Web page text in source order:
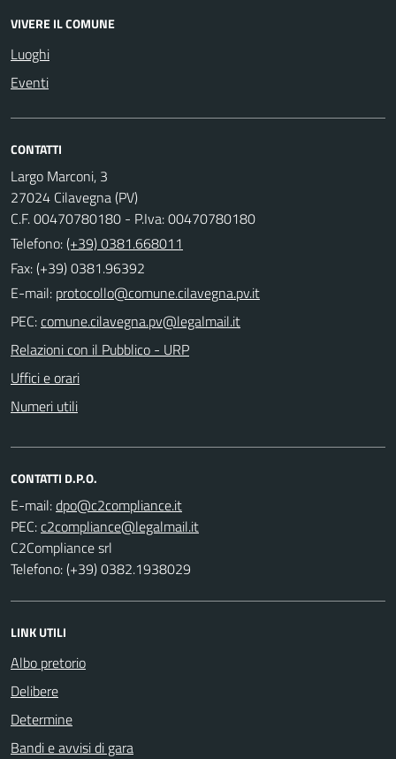
VIVERE IL COMUNE
Luoghi
Eventi
CONTATTI
Largo Marconi, 3
27024 Cilavegna (PV)
C.F. 00470780180 - P.Iva: 00470780180
Telefono:(+39) 0381.668011
Fax: (+39) 0381.96392
E-mail:
PEC:
Relazioni con il Pubblico - URP
Uffici e orari
Numeri utili
CONTATTI D.P.O.
E-mail:
PEC:
C2Compliance srl
Telefono: (+39) 0382.1938029
LINK UTILI
Albo pretorio
Delibere
Determine
Bandi e avvisi di gara